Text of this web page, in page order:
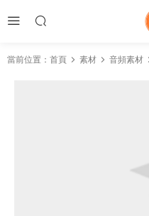
當前位置： 首頁 素材 音頻素材